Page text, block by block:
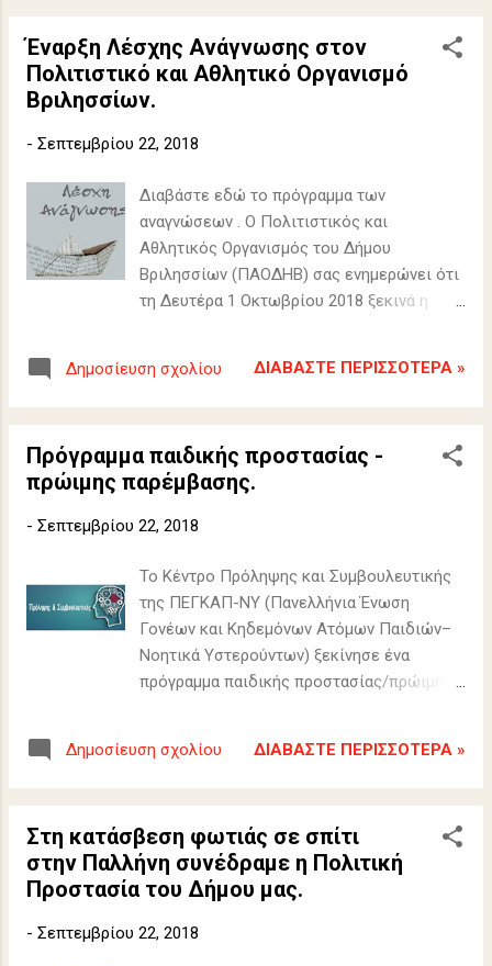
Έναρξη Λέσχης Ανάγνωσης στον
Πολιτιστικό και Αθλητικό Οργανισμό
Βριλησσίων.
- Σεπτεμβρίου 22, 2018
Διαβάστε εδώ το πρόγραμμα των
αναγνώσεων . Ο Πολιτιστικός και
Αθλητικός Οργανισμός του Δήμου
Βριλησσίων (ΠΑΟΔΗΒ) σας ενημερώνει ότι
τη Δευτέρα 1 Οκτωβρίου 2018 ξεκινά η
Δημοσίευση σχολίου ΔΙΑΒΆΣΤΕ ΠΕΡΙΣΣΌΤΕΡΑ »
Πρόγραμμα παιδικής προστασίας -
πρώιμης παρέμβασης.
- Σεπτεμβρίου 22, 2018
Το Kέντρο Πρόληψης και Συμβουλευτικής
της ΠΕΓΚΑΠ-ΝΥ (Πανελλήνια Ένωση
Γονέων και Κηδεμόνων Ατόμων Παιδιών–
Νοητικά Υστερούντων) ξεκίνησε ένα
πρόγραμμα παιδικής προστασίας/πρώιμης
και 6 ετών με κάποιο διαγνωσμένο ή μη,
πρόβλημα νοητικής υστέρησης ή άλλης
Δημοσίευση σχολίου ΔΙΑΒΆΣΤΕ ΠΕΡΙΣΣΌΤΕΡΑ »
Στη κατάσβεση φωτιάς σε σπίτι
στην Παλλήνη συνέδραμε η Πολιτική
Προστασία του Δήμου μας.
- Σεπτεμβρίου 22, 2018